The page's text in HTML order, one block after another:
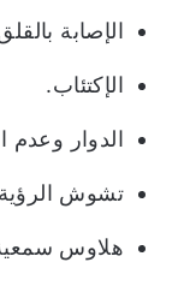
الإصابة
الإكتئاب.
الدوار وعدم
تشوش
هلاوس